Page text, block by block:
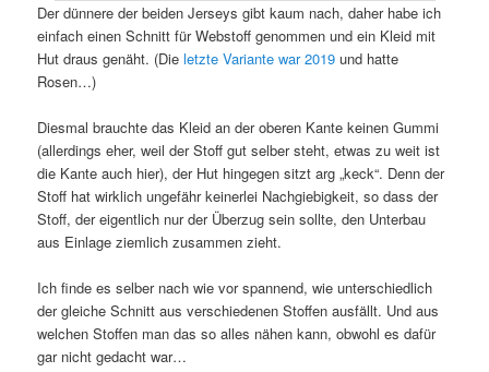
Der dünnere der beiden Jerseys gibt kaum nach, daher habe ich
einfach einen Schnitt für Webstoff genommen und ein Kleid mit
Hut draus genäht. (Dieletzte Variante war 2019 und hatte
Rosen…)
Diesmal brauchte das Kleid an der oberen Kante keinen Gummi
(allerdings eher, weil der Stoff gut selber steht, etwas zu weit ist
die Kante auch hier), der Hut hingegen sitzt arg „keck“. Denn der
Stoff hat wirklich ungefähr keinerlei Nachgiebigkeit, so dass der
Stoff, der eigentlich nur der Überzug sein sollte, den Unterbau
aus Einlage ziemlich zusammen zieht.
Ich finde es selber nach wie vor spannend, wie unterschiedlich
der gleiche Schnitt aus verschiedenen Stoffen ausfällt. Und aus
welchen Stoffen man das so alles nähen kann, obwohl es dafür
gar nicht gedacht war…